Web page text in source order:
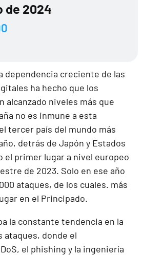
de 2024
dependencia creciente de las
ha hecho que los
alcanzado niveles más que
no es inmune a esta
tercer país del mundo más
detrás de Japón y Estados
el primer lugar a nivel europeo
de 2023. Solo en ese año
ataques, de los cuales. más
en el Principado.
la constante tendencia en la
donde el
el phishing y la ingeniería